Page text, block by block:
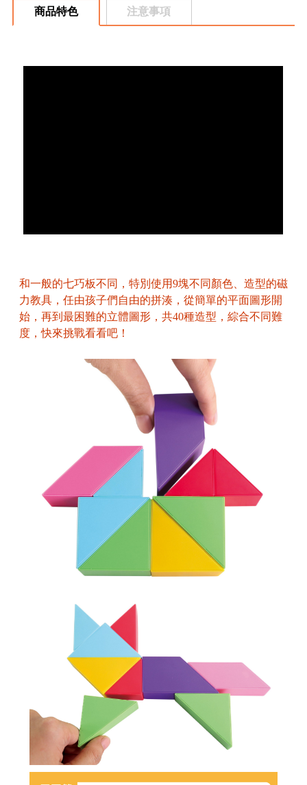
商品特色 注意事項
和一般的七巧板不同，特別使用9塊不同顏色、造型的磁
力教具，任由孩子們自由的拼湊，從簡單的平面圖形開
始，再到最困難的立體圖形，共40種造型，綜合不同難
度，快來挑戰看看吧！